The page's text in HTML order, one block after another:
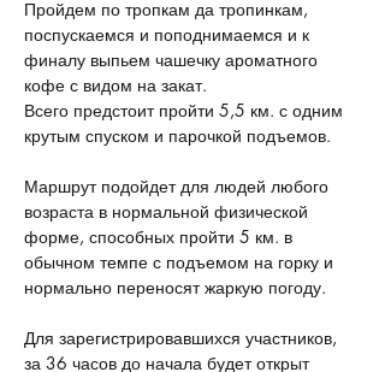
Пройдем по тропкам да тропинкам,
поспускаемся и поподнимаемся и к
финалу выпьем чашечку ароматного
кофе с видом на закат.
Всего предстоит пройти 5,5 км. с одним
крутым спуском и парочкой подъемов.
Маршрут подойдет для людей любого
возраста в нормальной физической
форме, способных пройти 5 км. в
обычном темпе с подъемом на горку и
нормально переносят жаркую погоду.
Для зарегистрировавшихся участников,
за 36 часов до начала будет открыт